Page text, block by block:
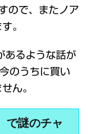
ので、またノア
。
あるような話が
のうちに買い
ん。
で謎のチャ